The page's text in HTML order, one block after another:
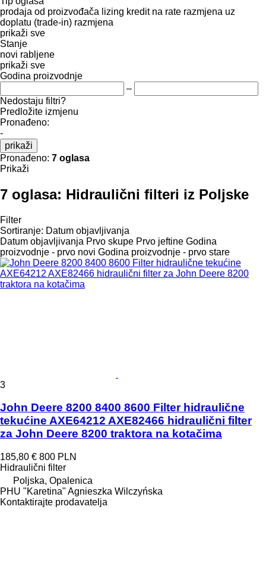
prodaja od proizvođača lizing kredit na rate razmjena uz
doplatu (trade-in) razmjena
prikaži sve
Stanje
novi rabljene
prikaži sve
Godina proizvodnje
–
Nedostaju filtri?
Predložite izmjenu
Pronađeno:
-
prikaži
Pronađeno: 7 oglasa
Prikaži
7 oglasa: Hidraulični filteri iz Poljske
Filter
Sortiranje: Datum objavljivanja
Datum objavljivanja Prvo skupe Prvo jeftine Godina
proizvodnje - prvo novi Godina proizvodnje - prvo stare
3
John Deere 8200 8400 8600 Filter hidraulične
tekućine AXE64212 AXE82466 hidraulični filter
za John Deere 8200 traktora na kotačima
185,80 € 800 PLN
Hidraulični filter
Poljska, Opalenica
PHU "Karetina" Agnieszka Wilczyńska
Kontaktirajte prodavatelja